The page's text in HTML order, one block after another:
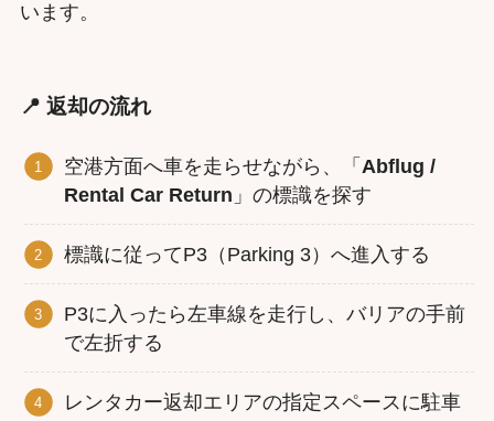
います。
📍 返却の流れ
空港方面へ車を走らせながら、「Abflug /
Rental Car Return 」の標識を探す
標識に従ってP3（Parking 3）へ進入する
P3に入ったら左車線を走行し、バリアの手前
で左折する
レンタカー返却エリアの指定スペースに駐車